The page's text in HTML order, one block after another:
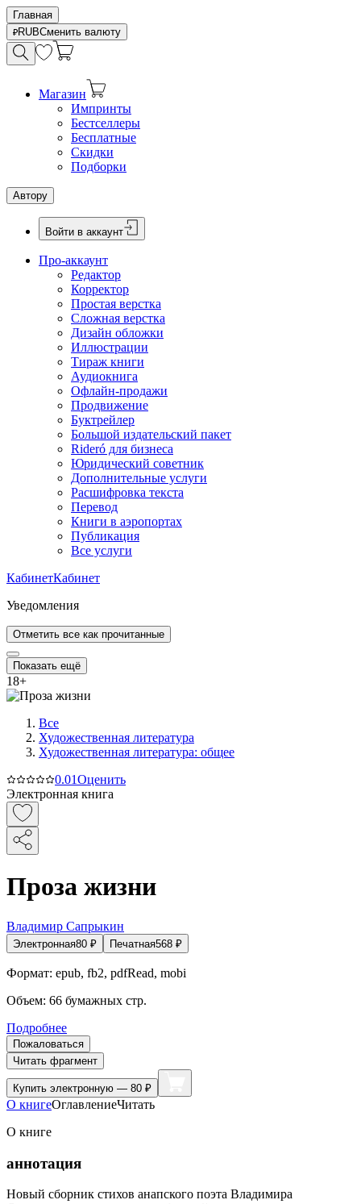
Главная
RUBСменить валюту
Магазин
Импринты
Бестселлеры
Бесплатные
Скидки
Подборки
Автору
Войти в аккаунт
Про-аккаунт
Редактор
Корректор
Простая верстка
Сложная верстка
Дизайн обложки
Иллюстрации
Тираж книги
Аудиокнига
Офлайн-продажи
Продвижение
Буктрейлер
Большой издательский пакет
Rideró для бизнеса
Юридический советник
Дополнительные услуги
Расшифровка текста
Перевод
Книги в аэропортах
Публикация
Все услуги
КабинетКабинет
Уведомления
Отметить все как прочитанные
Показать ещё
18+
Все
Художественная литература
Художественная литература: общее
0.01Оценить
Электронная книга
Проза жизни
Владимир Сапрыкин
Электронная80 ₽ Печатная568 ₽
Формат: epub, fb2, pdfRead, mobi
Объем: 66 бумажных стр.
Подробнее
Пожаловаться
Читать фрагмент
Купить электронную — 80 ₽
О книгеОглавлениеЧитать
О книге
аннотация
Новый сборник стихов анапского поэта Владимира